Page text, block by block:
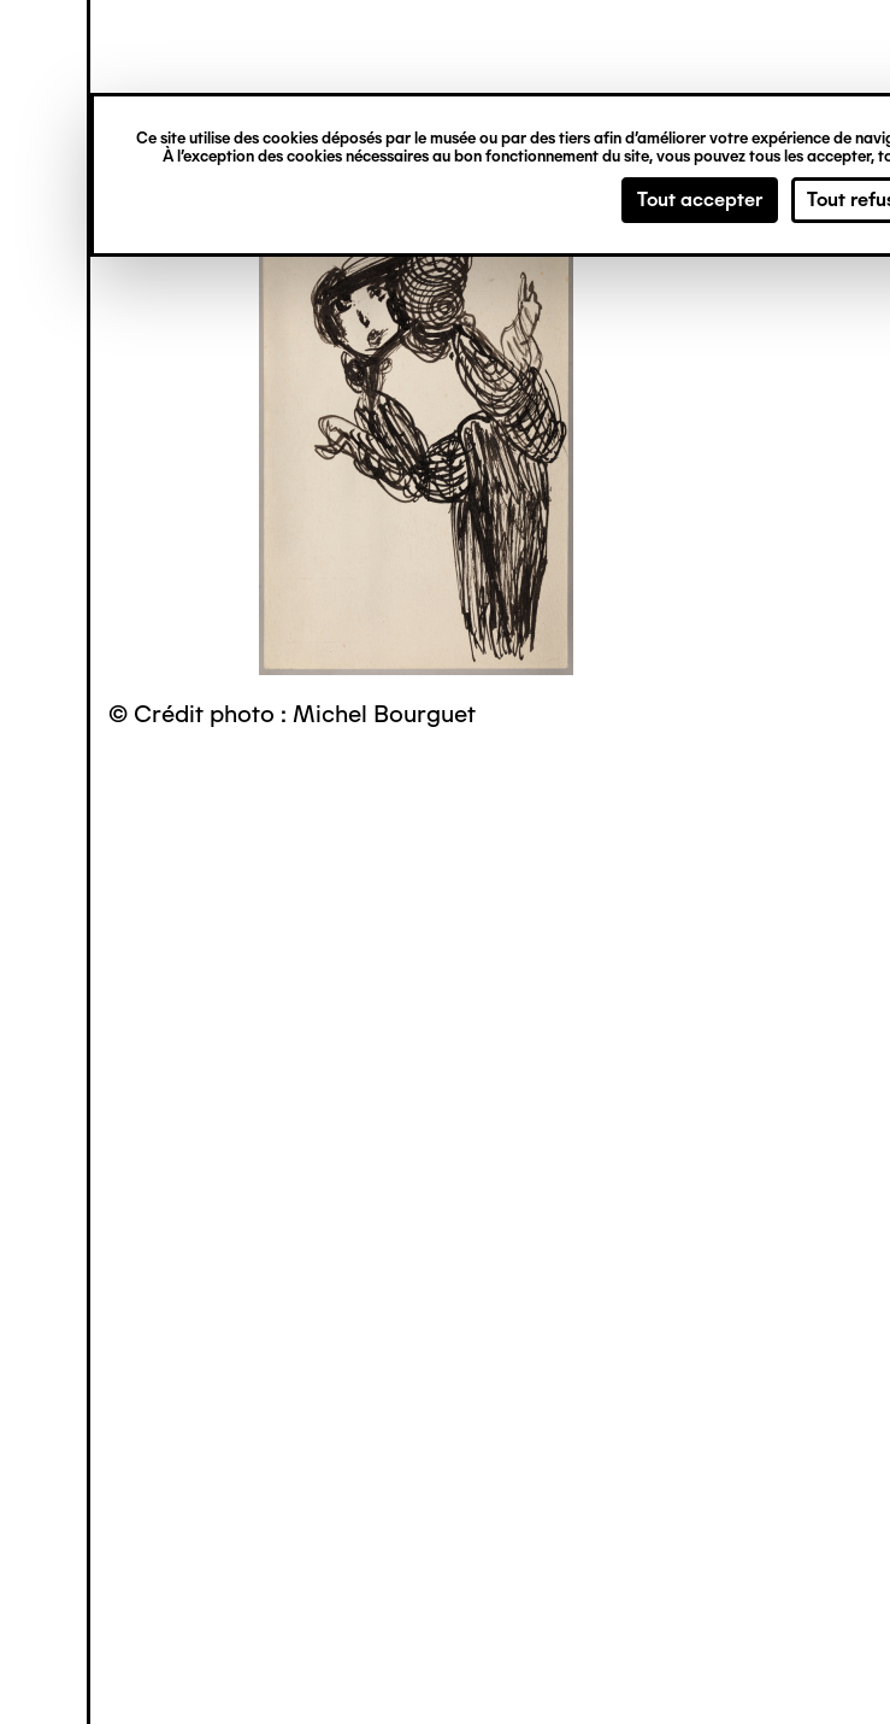
Ce site utilise des cookies déposés par le musée ou par des tiers afin d’améliorer votre expérience de
À l’exception des cookies nécessaires au bon fonctionnement du site, vous pouvez tous les accepter,
Tout accepter Tout
principal
verticale
© Crédit photo : Michel Bourguet